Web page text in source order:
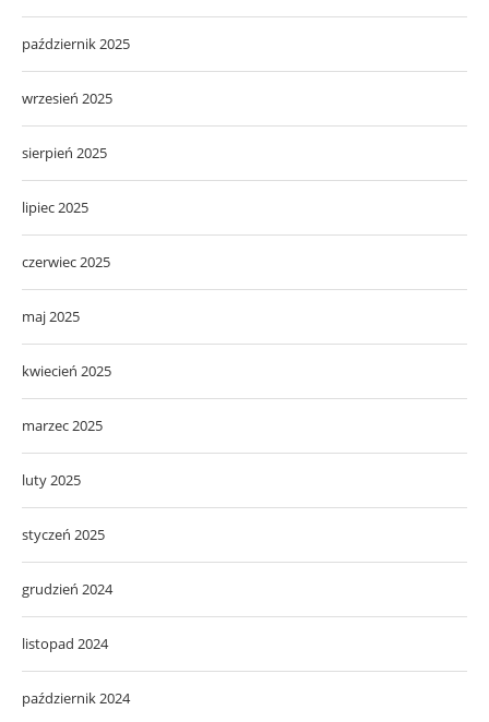
październik 2025
wrzesień 2025
sierpień 2025
lipiec 2025
czerwiec 2025
maj 2025
kwiecień 2025
marzec 2025
luty 2025
styczeń 2025
grudzień 2024
listopad 2024
październik 2024